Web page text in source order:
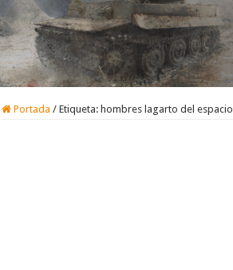
Portada / Etiqueta: hombres lagarto del espacio